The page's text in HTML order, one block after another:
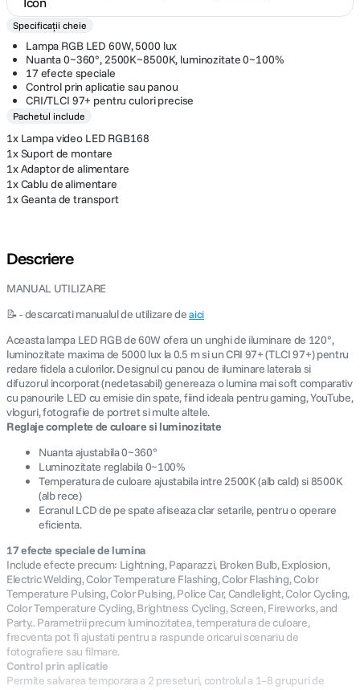
Specificații cheie
Lampa RGB LED 60W, 5000 lux
Nuanta 0~360°, 2500K~8500K, luminozitate 0~100%
17 efecte speciale
Control prin aplicatie sau panou
CRI/TLCI 97+ pentru culori precise
Pachetul include
1x Lampa video LED RGB168
1x Suport de montare
1x Adaptor de alimentare
1x Cablu de alimentare
1x Geanta de transport
Descriere
MANUAL UTILIZARE
📝 - descarcati manualul de utilizare deaici
Aceasta lampa LED RGB de 60W ofera un unghi de iluminare de 120°,
luminozitate maxima de 5000 lux la 0.5 m si un CRI 97+ (TLCI 97+) pentru
redare fidela a culorilor. Designul cu panou de iluminare laterala si
difuzorul incorporat (nedetasabil) genereaza o lumina mai soft comparativ
cu panourile LED cu emisie din spate, fiind ideala pentru gaming, YouTube,
vloguri, fotografie de portret si multe altele.
Reglaje complete de culoare si luminozitate
Nuanta ajustabila 0~360°
Luminozitate reglabila 0~100%
Temperatura de culoare ajustabila intre 2500K (alb cald) si 8500K
(alb rece)
Ecranul LCD de pe spate afiseaza clar setarile, pentru o operare
eficienta.
17 efecte speciale de lumina
Include efecte precum: Lightning, Paparazzi, Broken Bulb, Explosion,
Electric Welding, Color Temperature Flashing, Color Flashing, Color
Temperature Pulsing, Color Pulsing, Police Car, Candlelight, Color Cycling,
Color Temperature Cycling, Brightness Cycling, Screen, Fireworks, and
Party.. Parametrii precum luminozitatea, temperatura de culoare,
frecventa pot fi ajustati pentru a raspunde oricarui scenariu de
fotografiere sau filmare.
Control prin aplicatie
Permite salvarea temporara a 2 preseturi, controlul a 1–8 grupuri de